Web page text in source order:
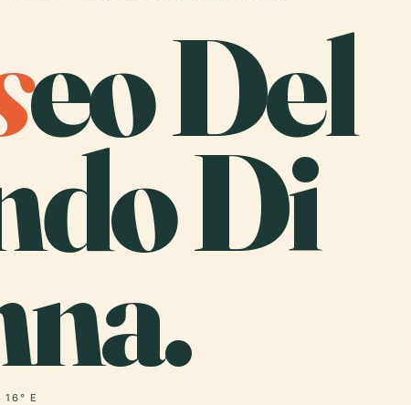
eo Del
Di
16° E